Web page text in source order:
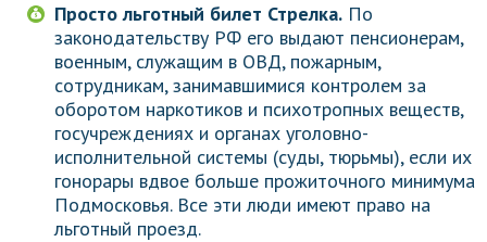
Просто льготный билет Стрелка. По
законодательству РФ его выдают пенсионерам,
военным, служащим в ОВД, пожарным,
сотрудникам, занимавшимися контролем за
оборотом наркотиков и психотропных веществ,
госучреждениях и органах уголовно-
исполнительной системы (суды, тюрьмы), если их
гонорары вдвое больше прожиточного минимума
Подмосковья. Все эти люди имеют право на
льготный проезд.